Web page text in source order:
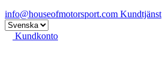
info@houseofmotorsport.com Kundtjänst
Kundkonto